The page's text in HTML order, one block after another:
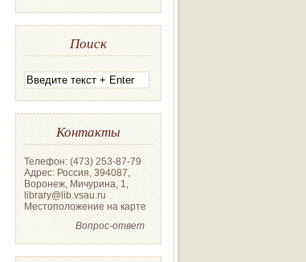
Поиск
Контакты
Телефон: (473) 253-87-79
Адрес: Россия, 394087,
Воронеж, Мичурина, 1,
library@lib.vsau.ru
Местоположение на карте
Вопрос-ответ